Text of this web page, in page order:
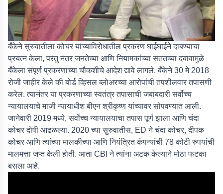
बँकेने सुरुवातीला कोचर यांच्याविरोधातील प्रकरण घाईघाईने दाबण्याचा
प्रयत्न केला, परंतु नंतर जनतेच्या आणि नियामकांच्या सततच्या दबावामुळे
बँकेला संपूर्ण प्रकरणाच्या चौकशीचे आदेश द्यावे लागले. बँकेने 30 मे 2018
रोजी जाहीर केले की बोर्ड व्हिसल ब्लोअरच्या आरोपांची तपशीलवार तपासणी
करेल. त्यानंतर या प्रकरणाच्या स्वतंत्र तपासाची जबाबदारी सर्वोच्च
न्यायालयाचे माजी न्यायाधीश बीएन श्रीकृष्ण यांच्यावर सोपवण्यात आली.
जानेवारी 2019 मध्ये, सर्वोच्च न्यायालयाचा तपास पूर्ण झाला आणि चंदा
कोचर दोषी आढळल्या. 2020 च्या सुरुवातीस, ED ने चंदा कोचर, दीपक
कोचर आणि त्यांच्या मालकीच्या आणि नियंत्रित कंपन्यांची 78 कोटी रुपयांची
मालमत्ता जप्त केली होती. आता CBI ने त्यांना अटक केल्याने मोठा फटका
बसला आहे.